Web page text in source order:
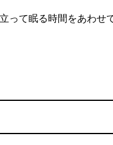
って眠る時間をあわせ